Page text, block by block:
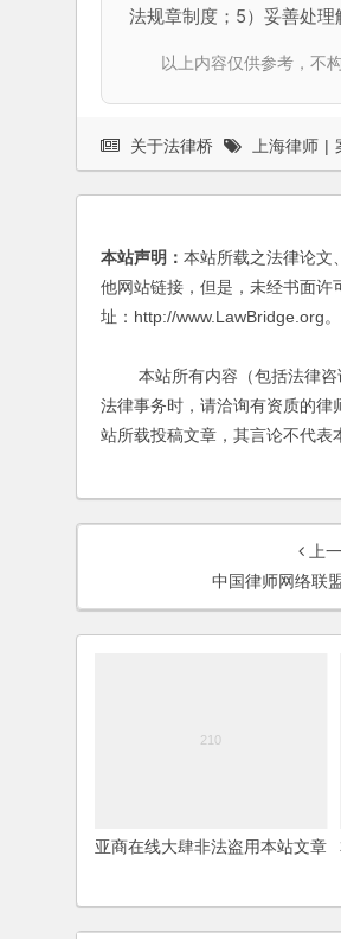
法规章制度；5）妥善处理
以上内容仅供参考，不
关于法律桥 上海律师 |
本站声明： 本站所载之法律论文
他网站链接，但是，未经书面许
址：http://www.LawBridge.org。
本站所有内容（包括法律咨询
法律事务时，请洽询有资质的律
站所载投稿文章，其言论不代表
上
中国律师网络联
亚商在线大肆非法盗用本站文章